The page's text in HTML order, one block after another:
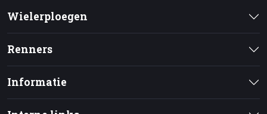
Wielerploegen
Renners
Informatie